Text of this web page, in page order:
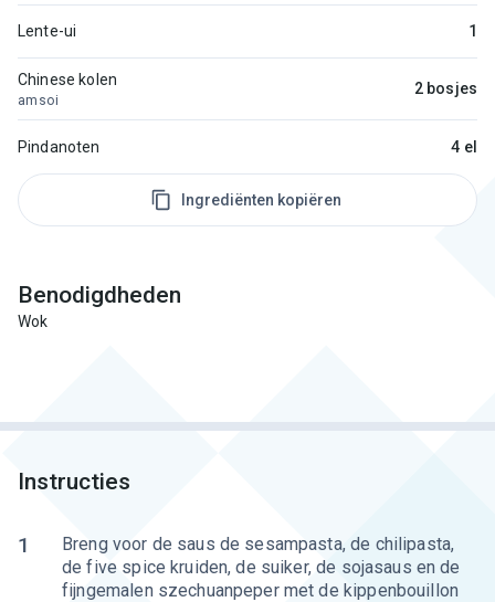
Lente-ui 1
Chinese kolen
amsoi
2 bosjes
Pindanoten 4 el
Ingrediënten kopiëren
Benodigdheden
Wok
Instructies
1
Breng voor de saus de sesampasta, de chilipasta,
de five spice kruiden, de suiker, de sojasaus en de
fijngemalen szechuanpeper met de kippenbouillon